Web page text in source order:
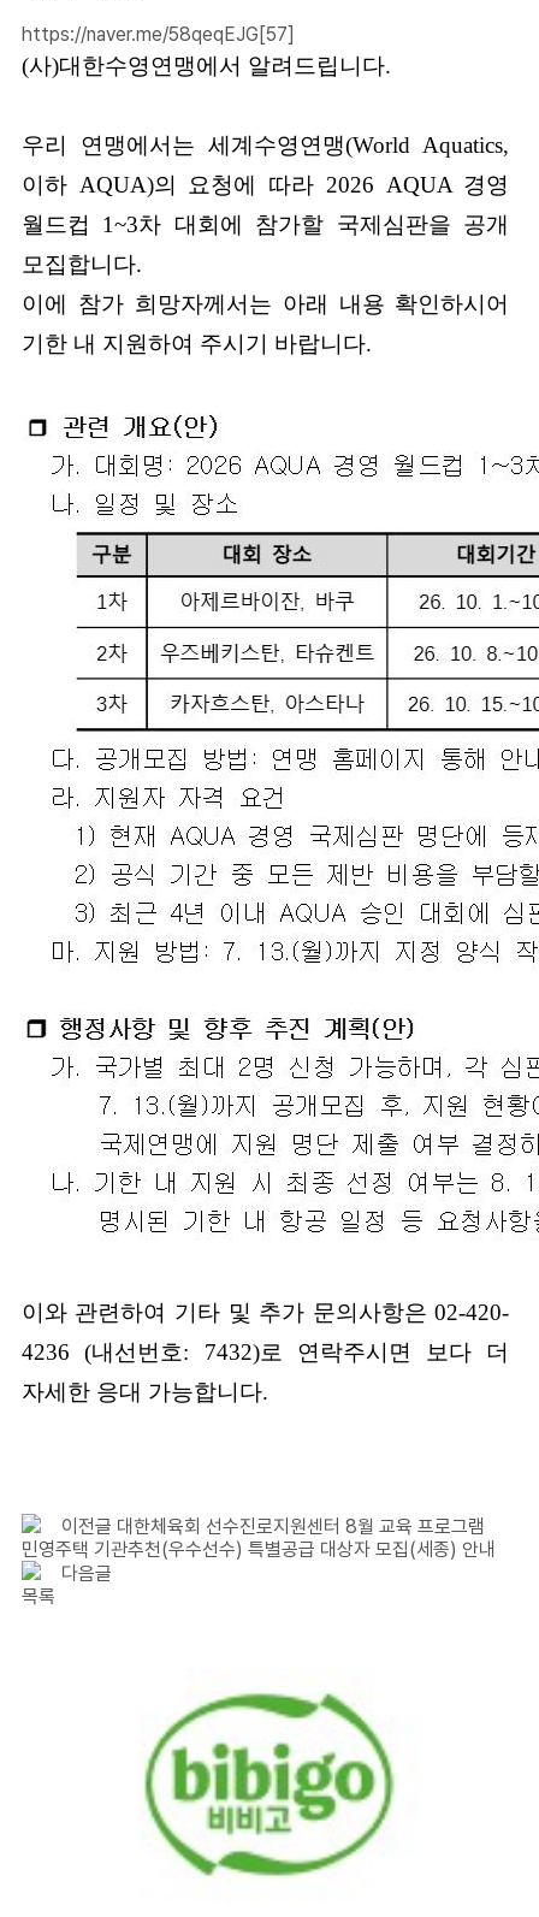
https://naver.me/58qeqEJG [57]
(사)대한수영연맹에서 알려드립니다.
우리 연맹에서는 세계수영연맹(World Aquatics,
이하 AQUA)의 요청에 따라 2026 AQUA 경영
월드컵 1~3차 대회에 참가할 국제심판을 공개
모집합니다.
이에 참가 희망자께서는 아래 내용 확인하시어
기한 내 지원하여 주시기 바랍니다.
이와 관련하여 기타 및 추가 문의사항은 02-420-
4236 (내선번호: 7432)로 연락주시면 보다 더
자세한 응대 가능합니다.
이전글 대한체육회 선수진로지원센터 8월 교육 프로그램
민영주택 기관추천(우수선수) 특별공급 대상자 모집(세종) 안내
다음글
목록